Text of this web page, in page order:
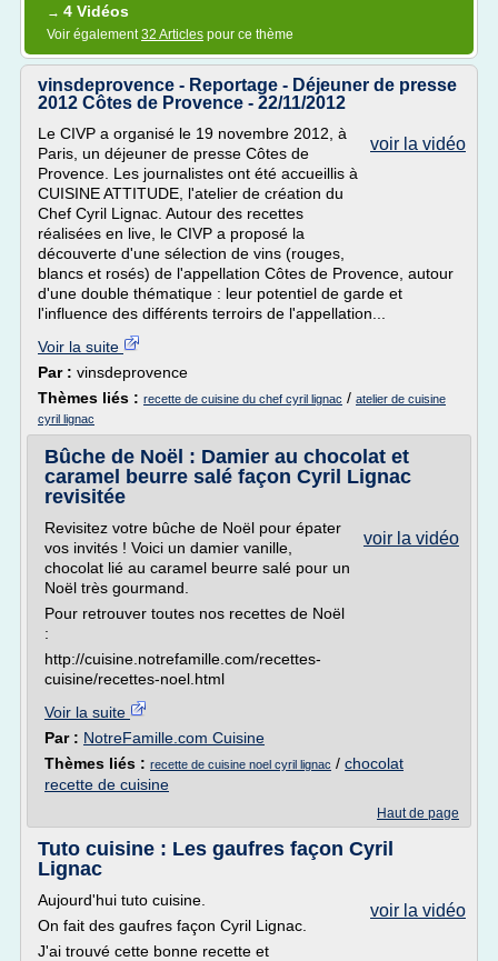
→ 4 Vidéos
Voir également32 Articles pour ce thème
vinsdeprovence - Reportage - Déjeuner de presse
2012 Côtes de Provence - 22/11/2012
voir la vidéo
Le CIVP a organisé le 19 novembre 2012, à
Paris, un déjeuner de presse Côtes de
Provence. Les journalistes ont été accueillis à
CUISINE ATTITUDE, l'atelier de création du
Chef Cyril Lignac. Autour des recettes
réalisées en live, le CIVP a proposé la
découverte d'une sélection de vins (rouges,
blancs et rosés) de l'appellation Côtes de Provence, autour
d'une double thématique : leur potentiel de garde et
l'influence des différents terroirs de l'appellation...
Voir la suite
Par : vinsdeprovence
Thèmes liés : recette de cuisine du chef cyril lignac / atelier de cuisine
cyril lignac
Bûche de Noël : Damier au chocolat et
caramel beurre salé façon Cyril Lignac
revisitée
voir la vidéo
Revisitez votre bûche de Noël pour épater
vos invités ! Voici un damier vanille,
chocolat lié au caramel beurre salé pour un
Noël très gourmand.
Pour retrouver toutes nos recettes de Noël
:
http://cuisine.notrefamille.com/recettes-
cuisine/recettes-noel.html
Voir la suite
Par : NotreFamille.com Cuisine
Thèmes liés : recette de cuisine noel cyril lignac / chocolat
recette de cuisine
Haut de page
Tuto cuisine : Les gaufres façon Cyril
Lignac
voir la vidéo
Aujourd'hui tuto cuisine.
On fait des gaufres façon Cyril Lignac.
J'ai trouvé cette bonne recette et